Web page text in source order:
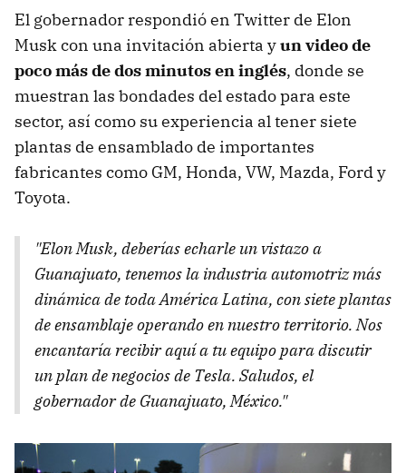
El gobernador respondió en Twitter de Elon
Musk con una invitación abierta yun video de
poco más de dos minutos en inglés, donde se
muestran las bondades del estado para este
sector, así como su experiencia al tener siete
plantas de ensamblado de importantes
fabricantes como GM, Honda, VW, Mazda, Ford y
Toyota.
"Elon Musk, deberías echarle un vistazo a
Guanajuato, tenemos la industria automotriz más
dinámica de toda América Latina, con siete plantas
de ensamblaje operando en nuestro territorio. Nos
encantaría recibir aquí a tu equipo para discutir
un plan de negocios de Tesla. Saludos, el
gobernador de Guanajuato, México."